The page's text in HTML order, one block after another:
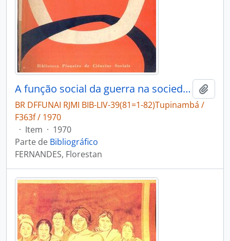
A função social da guerra na sociedade tupinambá
BR DFFUNAI RJMI BIB-LIV-39(81=1-82)Tupinambá /
F363f / 1970
· Item · 1970
Parte de Bibliográfico
FERNANDES, Florestan